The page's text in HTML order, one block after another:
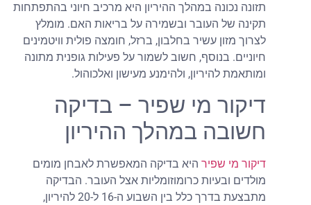
תזונה נכונה במהלך ההיריון היא מרכיב חיוני בהתפתחות
תקינה של העובר ובשמירה על בריאות האם. מומלץ
לצרוך מזון עשיר בחלבון, ברזל, חומצה פולית וויטמינים
חיוניים. בנוסף, חשוב לשמור על פעילות גופנית מתונה
ומותאמת להיריון, ולהימנע מעישון ואלכוהול.
דיקור מי שפיר – בדיקה
חשובה במהלך ההיריון
דיקור מי שפיר היא בדיקה המאפשרת לאבחן מומים
מולדים ובעיות כרומוזומליות אצל העובר. הבדיקה
מתבצעת בדרך כלל בין השבוע ה-16 ל-20 להיריון,